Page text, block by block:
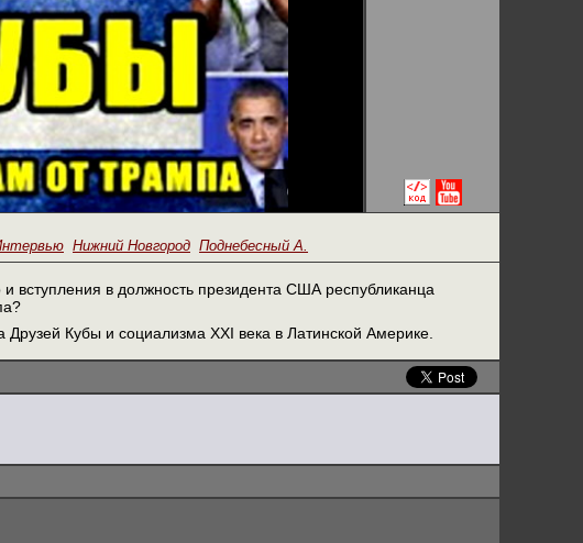
Нижний Новгород Поднебесный А.
вступления в должность президента США республиканца
Кубы и социализма XXI века в Латинской Америке.